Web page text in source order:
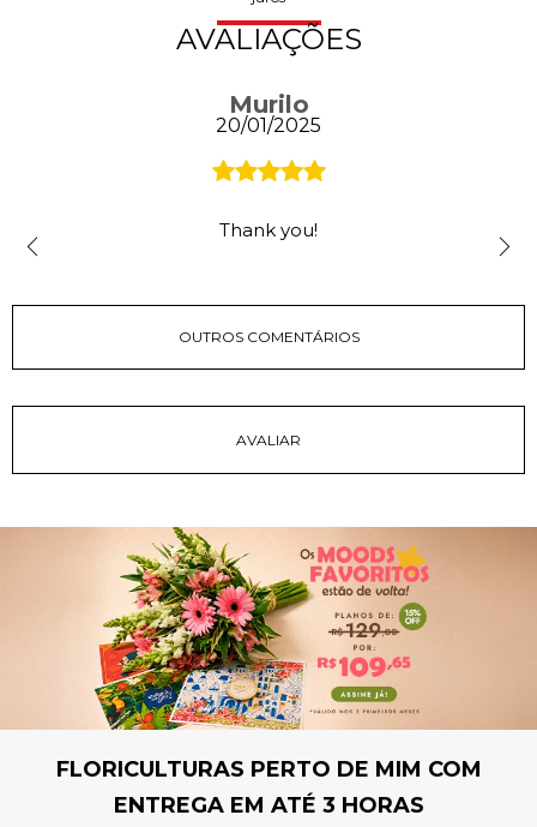
AVALIAÇÕES
Murilo
20/01/2025
Thank you!
OUTROS COMENTÁRIOS
FLORICULTURAS PERTO DE MIM COM
ENTREGA EM ATÉ 3 HORAS